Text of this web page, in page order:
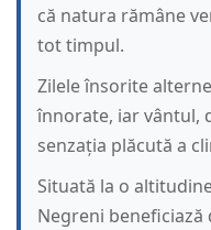
că natura rămâne
tot timpul.
Zilele însorite
înnorate, iar vântul,
senzația plăcută a
Situată la o
Negreni